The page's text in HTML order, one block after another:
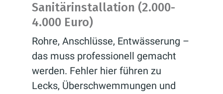
Sanitärinstallation (2.000-
4.000 Euro)
Rohre, Anschlüsse, Entwässerung –
das muss professionell gemacht
werden. Fehler hier führen zu
Lecks, Überschwemmungen und